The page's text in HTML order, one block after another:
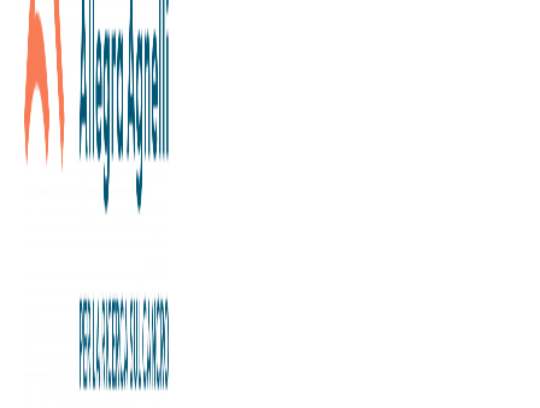
“Un ace per la ricerca”: Sinner
in visita all’Istituto Oncologico
di Candiolo
dal J Medical per visite mediche di routine. Poi si è spostato
al Centro Oncologico di Candiolo, che ogni anno, insieme a
Intesa San Paolo, promuove il progetto “Un ace per la
ricerca” per raccogliere fondi per nuovi macchinari grazie